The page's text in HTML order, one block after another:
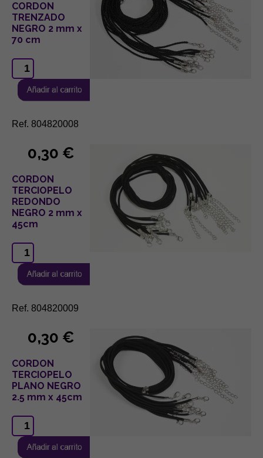
CORDON
TRENZADO
NEGRO 2 mm x
70 cm
Ref. 804820008
0,30 €
CORDON
TERCIOPELO
REDONDO
NEGRO 2 mm x
45cm
Ref. 804820009
0,30 €
CORDON
TERCIOPELO
PLANO NEGRO
2.5 mm x 45cm